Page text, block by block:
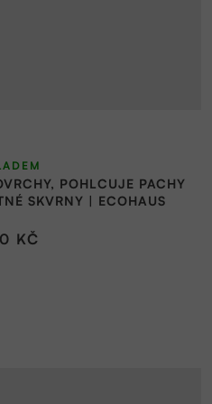
POHLCUJE PACHY
SKVRNY | ECOHAUS
KČ